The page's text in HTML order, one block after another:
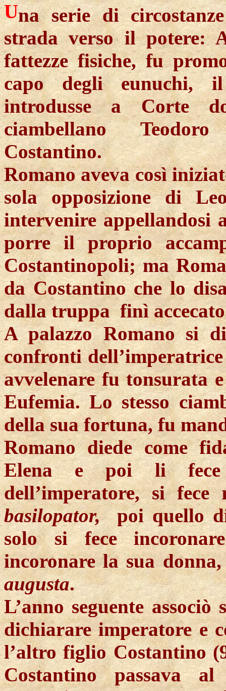
Una serie di
strada verso il potere:
fattezze fisiche, fu
capo degli eunuchi,
introdusse a Corte
ciambellano
Costantino.
Romano aveva così
sola opposizione di
intervenire appellandosi
porre il proprio
Costantinopoli; ma
da Costantino che lo
dallatruppa finì
A palazzo Romano si
confronti
avvelenare fu tonsurata
Eufemia. Lo stesso
della sua fortuna, fu
Romano diede come
Elena e poi li fece
dell’imperatore, si
basilopator, poiquello di
solo si fece
incoronare la sua donna,
augusta.
L’anno seguente
dichiarare imperatore e
l’altro figlio Costantino
Costantino passava